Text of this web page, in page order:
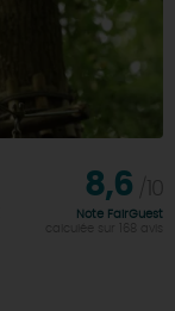
8,6
Note FairGuest